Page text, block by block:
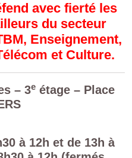
avec fierté les
du secteur
Enseignement,
et Culture.
– 3e étage – Place
à 12h et de 13h à